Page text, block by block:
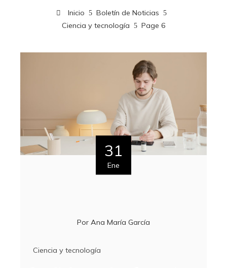
Inicio
Boletín de Noticias
Ciencia y tecnología
Page 6
31
Ene
Por Ana María García
Ciencia y tecnología